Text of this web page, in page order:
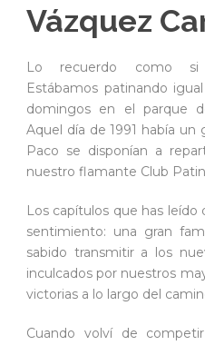
Vázquez
Lo recuerdo como si
Estábamos patinando
domingos en el parque
Aquel día de 1991 había un
Paco se disponían a
nuestro flamante Club
Los capítulos que has
sentimiento: una gran
sabido transmitir a los
inculcados por nuestros
victorias a lo largo del
Cuando volví de